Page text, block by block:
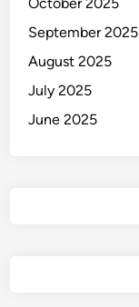
September 2025
August 2025
July 2025
June 2025